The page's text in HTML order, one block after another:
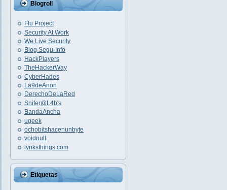
Blogroll
Flu Project
Security At Work
We Live Security
Blog Segu-Info
HackPlayers
TheHackerWay
CyberHades
La9deAnon
DerechoDeLaRed
Snifer@L4b's
BandaAncha
ugeek
ochobitshacenunbyte
voidnull
lynksthings.com
Etiquetas